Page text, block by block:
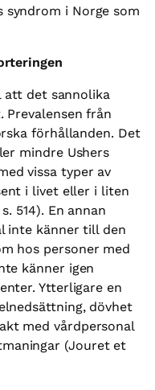
syndrom i Norge som
att det sannolika
från
förhållanden. Det
mindre Ushers
vissa typer av
i livet eller i liten
514). En annan
inte känner till den
hos personer med
känner igen
Ytterligare en
dövhet
med vårdpersonal
(Jouret et